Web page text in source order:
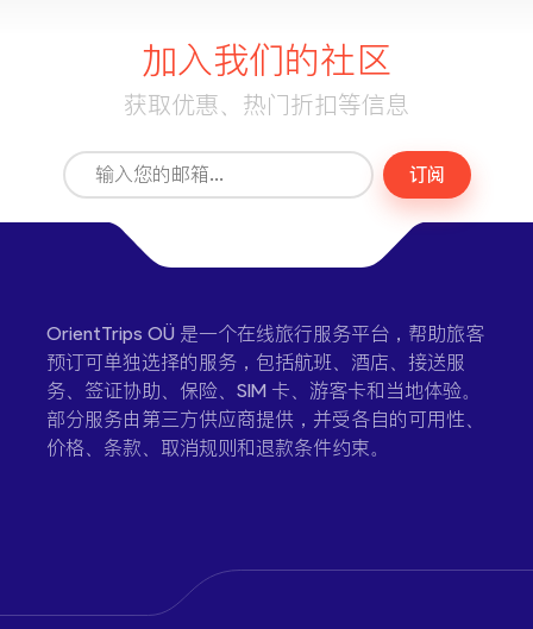
加入我们的社区
获取优惠、热门折扣等信息
订阅
OrientTrips OÜ 是一个在线旅行服务平台，帮助旅客
预订可单独选择的服务，包括航班、酒店、接送服
务、签证协助、保险、SIM 卡、游客卡和当地体验。
部分服务由第三方供应商提供，并受各自的可用性、
价格、条款、取消规则和退款条件约束。